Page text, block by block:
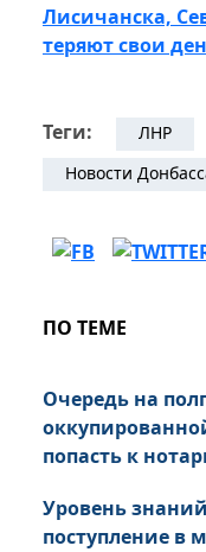
Лисичанска,
теряют свои
Теги: ЛНР
Новости
ПО ТЕМЕ
Очередь на
попасть к
Уровень
поступление в